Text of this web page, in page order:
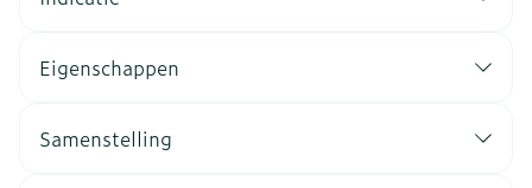
Eigenschappen
Samenstelling